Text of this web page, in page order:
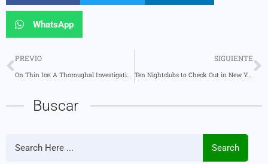
WhatsApp
PREVIO
On Thin Ice: A Thoroughal Investigation into Climate Change
SIGUIENTE
Ten Nightclubs to Check Out in New York
Buscar
Search